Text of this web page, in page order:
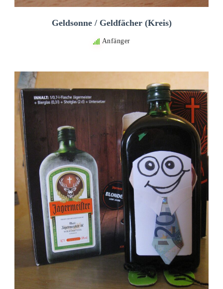
Geldsonne / Geldfächer (Kreis)
Anfänger